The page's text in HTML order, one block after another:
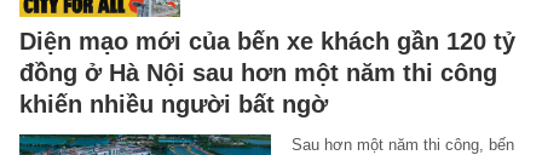
Diện mạo mới của bến xe khách gần 120 tỷ
đồng ở Hà Nội sau hơn một năm thi công
khiến nhiều người bất ngờ
Sau hơn một năm thi công, bến